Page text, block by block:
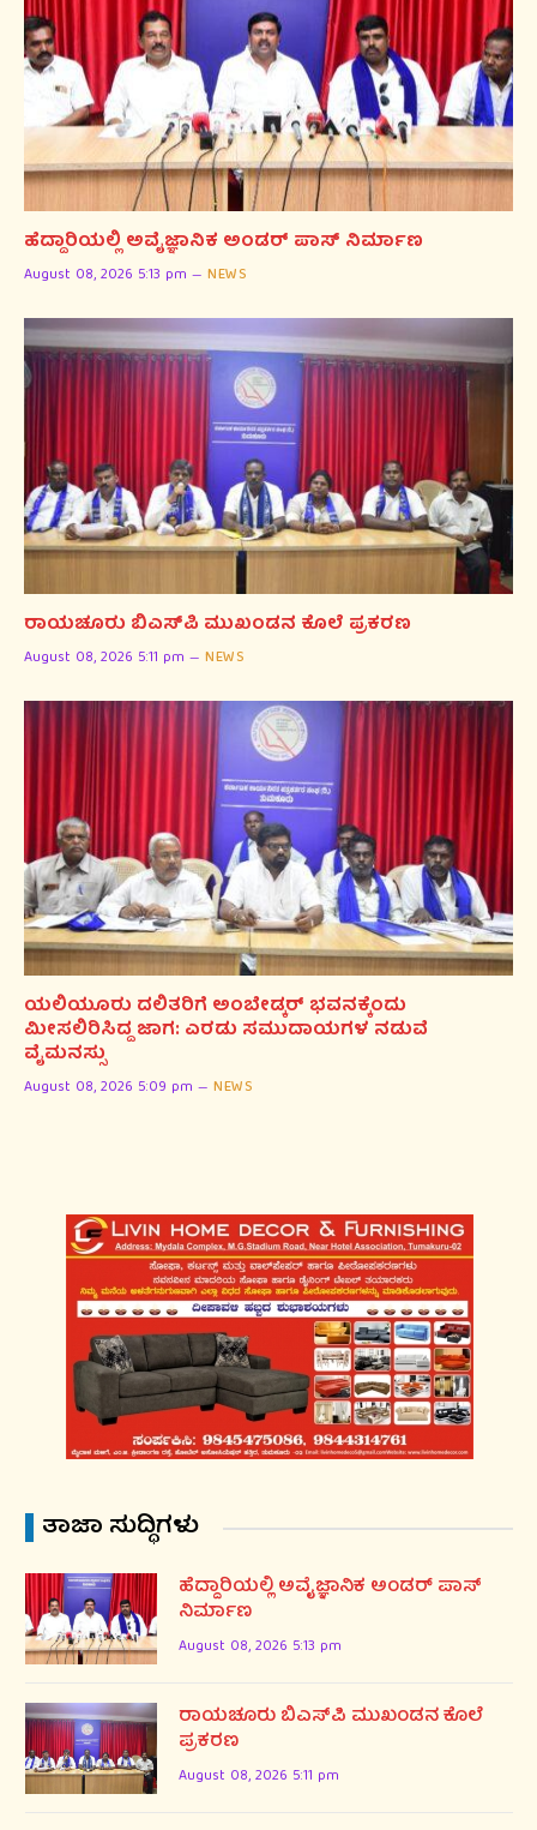
ಹೆದ್ದಾರಿಯಲ್ಲಿ ಅವೈಜ್ಞಾನಿಕ ಅಂಡರ್ ಪಾಸ್ ನಿರ್ಮಾಣ
August 08, 2026 5:13 pm NEWS
ರಾಯಚೂರು ಬಿಎಸ್‌ಪಿ ಮುಖಂಡನ ಕೊಲೆ ಪ್ರಕರಣ
August 08, 2026 5:11 pm NEWS
ಯಲಿಯೂರು ದಲಿತರಿಗೆ ಅಂಬೇಡ್ಕರ್ ಭವನಕ್ಕೆಂದು
ಮೀಸಲಿರಿಸಿದ್ದ ಜಾಗ: ಎರಡು ಸಮುದಾಯಗಳ ನಡುವೆ
ವೈಮನಸ್ಸು
August 08, 2026 5:09 pm NEWS
ತಾಜಾ ಸುದ್ಧಿಗಳು
ಹೆದ್ದಾರಿಯಲ್ಲಿ ಅವೈಜ್ಞಾನಿಕ ಅಂಡರ್ ಪಾಸ್
ನಿರ್ಮಾಣ
August 08, 2026 5:13 pm
ರಾಯಚೂರು ಬಿಎಸ್‌ಪಿ ಮುಖಂಡನ ಕೊಲೆ
ಪ್ರಕರಣ
August 08, 2026 5:11 pm